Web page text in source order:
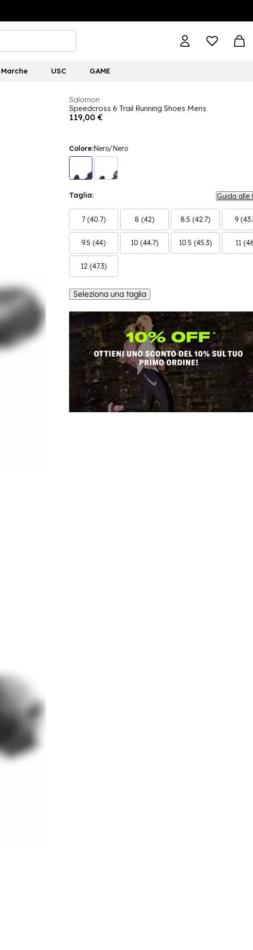
Marche USC GAME
Salomon
Speedcross 6 Trail Running Shoes Mens
119,00 €
Colore:Nero/Nero
Taglia: Guida alle
7 (40.7) 8 (42) 8.5 (42.7) 9
9.5 (44) 10 (44.7) 10.5 (45.3) 11
12 (47.3)
Seleziona una taglia
Iscriviti